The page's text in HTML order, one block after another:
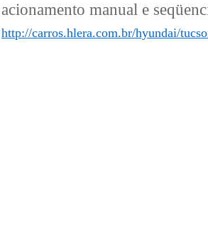
acionamento manual e
http://carros.hlera.com.br/hyundai/